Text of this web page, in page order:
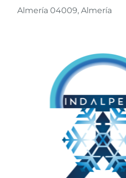
Leaflet
Almería 04009 Almería